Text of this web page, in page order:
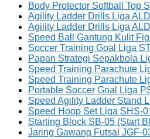
Body Protector Softball Top
Agility Ladder Drills Liga
Agility Ladder Drills Liga
Speed Ball Gantung Kulit
Soccer Training Goal Liga
Papan Strategi Sepakbola
Speed Training Parachute
Speed Training Parachute
Portable Soccer Goal Liga
Speed Agility Ladder Stand
Speed Hoop Set Liga SHS-
Starting Block SB-05 (Start
Jaring Gawang Futsal JGF-